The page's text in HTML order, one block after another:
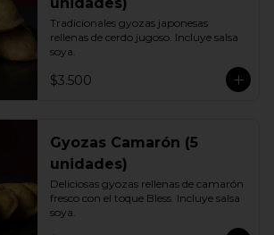
Tradicionales gyozas japonesas
rellenas de cerdo jugoso. Incluye salsa
soya.
$3.500
Gyozas Camarón (5
unidades)
Deliciosas gyozas rellenas de camarón
fresco con el toque Bless. Incluye salsa
soya.